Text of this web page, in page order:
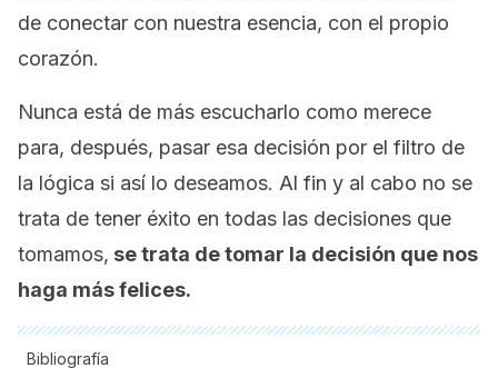
de conectar con nuestra esencia, con el propio
corazón.
Nunca está de más escucharlo como merece
para, después, pasar esa decisión por el filtro de
la lógica si así lo deseamos. Al fin y al cabo no se
trata de tener éxito en todas las decisiones que
tomamos, se trata de tomar la decisión que nos
haga más felices.
Bibliografía